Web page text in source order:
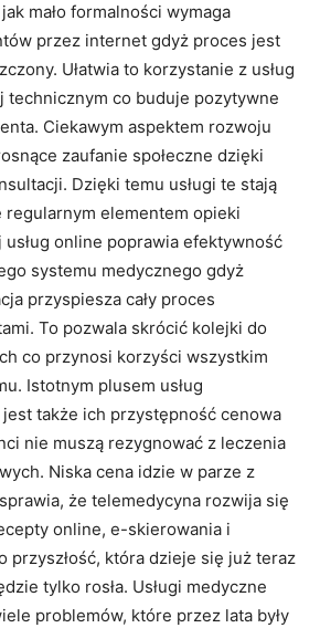
mało formalności wymaga
przez internet gdyż proces jest
Ułatwia to korzystanie z usług
technicznym co buduje pozytywne
Ciekawym aspektem rozwoju
zaufanie społeczne dzięki
Dzięki temu usługi te stają
regularnym elementem opieki
online poprawia efektywność
systemu medycznego gdyż
przyspiesza cały proces
To pozwala skrócić kolejki do
co przynosi korzyści wszystkim
Istotnym plusem usług
także ich przystępność cenowa
nie muszą rezygnować z leczenia
Niska cena idzie w parze z
że telemedycyna rozwija się
online, e-skierowania i
przyszłość, która dzieje się już teraz
tylko rosła. Usługi medyczne
problemów, które przez lata były